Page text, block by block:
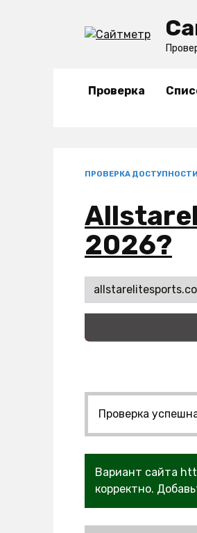
Проверка
ПРОВЕРКА ДОСТУПНОСТИ
2026?
Проверка
Вариант сайта
корректно.